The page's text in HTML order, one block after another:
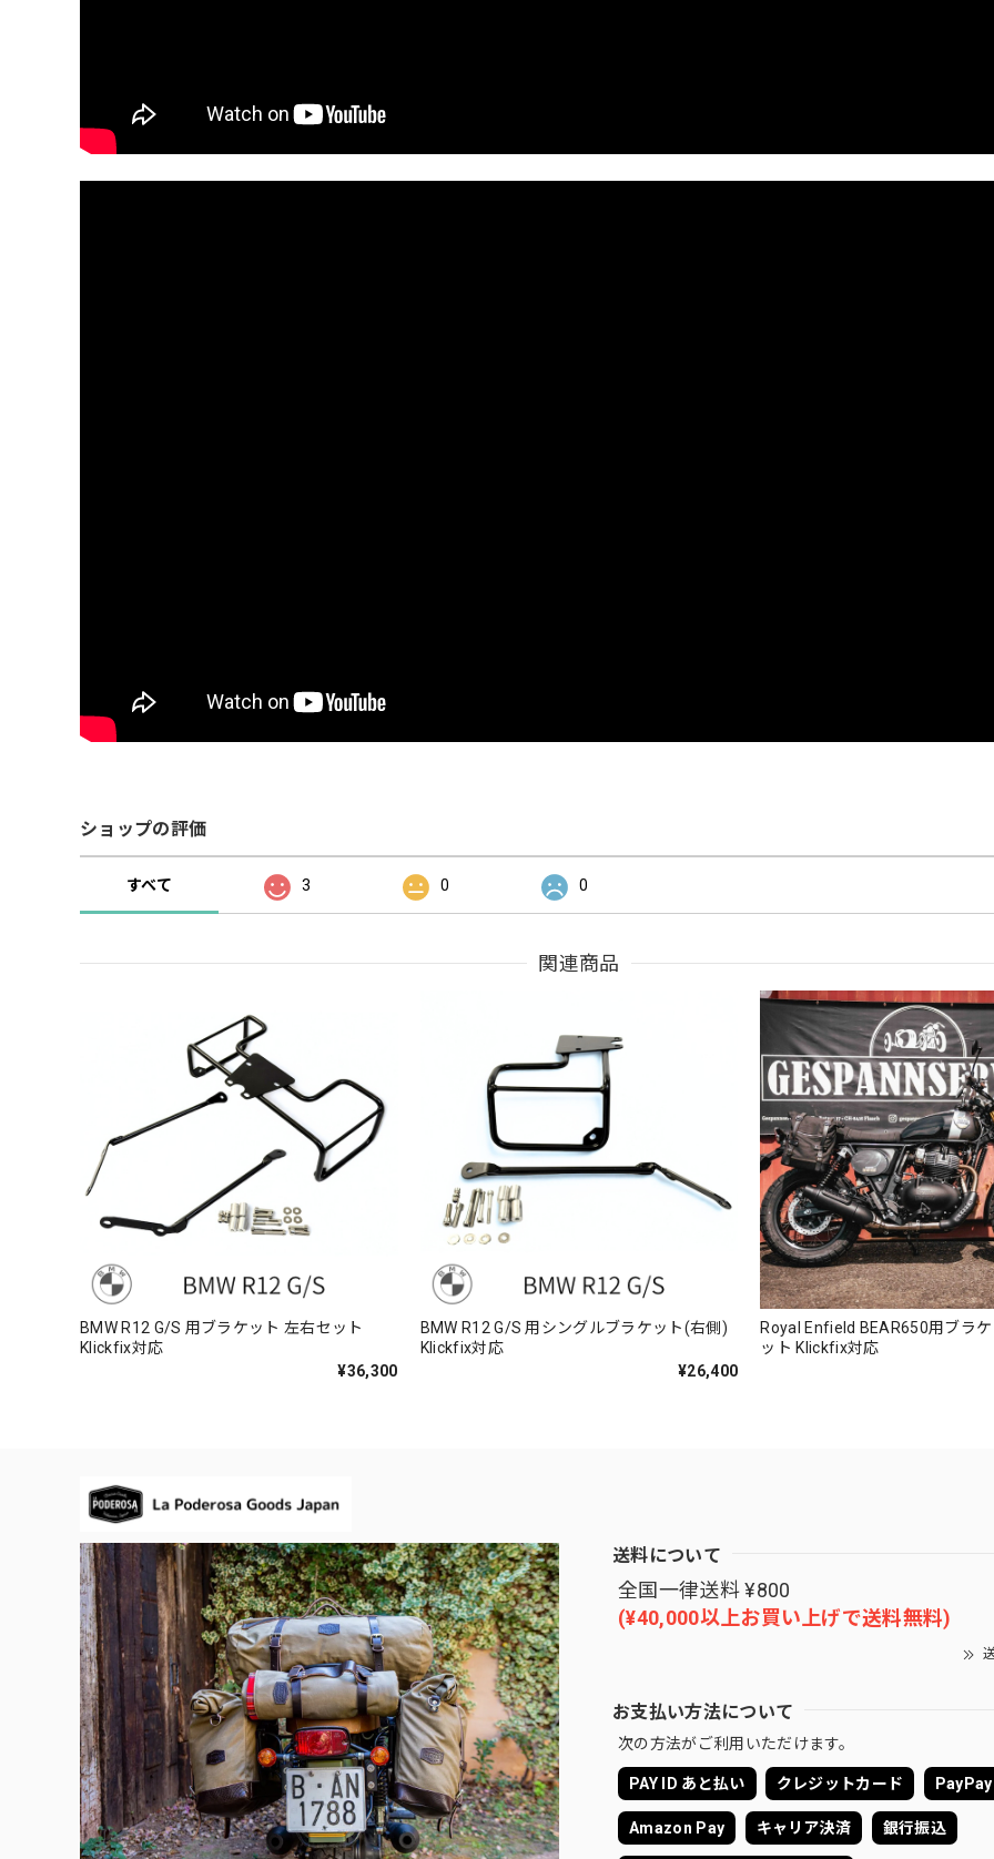
ショップの評価
すべて 3 0 0
関連商品
BMW R12 G/S 用ブラケット 左右セット
Klickfix対応
¥36,300
BMW R12 G/S 用シングルブラケット(右側)
Klickfix対応
¥26,400
Royal Enfield BEAR650用ブラ
ット Klickfix対応
送料について
全国一律送料 ¥800
(¥40,000以上お買い上げで送料無料)
お支払い方法について
次の方法がご利用いただけます。
PAY ID あと払い クレジットカード PayPay
Amazon Pay キャリア決済 銀行振込